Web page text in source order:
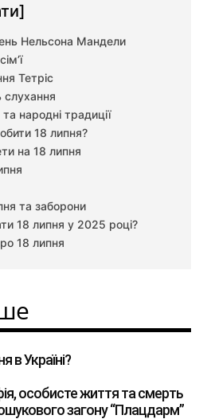
Нельсона Мандели
Тетріс
слухання
народні традиції
18 липня?
на 18 липня
та заборони
18 липня у 2025 році?
18 липня
в Україні?
особисте життя та смерть
загону “Плацдарм”